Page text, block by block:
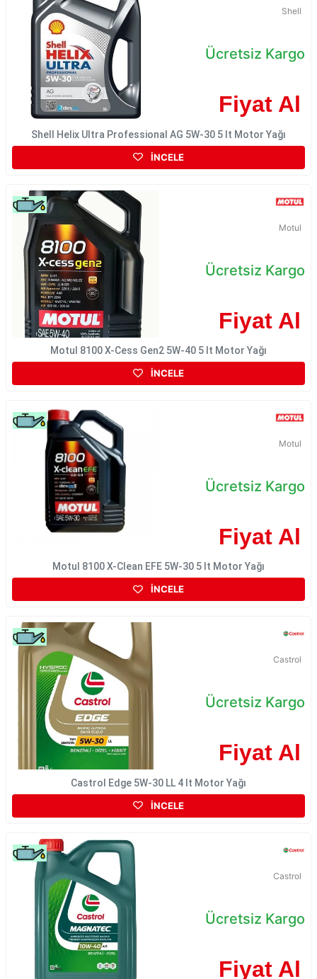
Shell
Ücretsiz Kargo
Fiyat Al
Shell Helix Ultra Professional AG 5W-30 5 lt Motor Yağı
İNCELE
Motul
Ücretsiz Kargo
Fiyat Al
Motul 8100 X-Cess Gen2 5W-40 5 lt Motor Yağı
İNCELE
Motul
Ücretsiz Kargo
Fiyat Al
Motul 8100 X-Clean EFE 5W-30 5 lt Motor Yağı
İNCELE
Castrol
Ücretsiz Kargo
Fiyat Al
Castrol Edge 5W-30 LL 4 lt Motor Yağı
İNCELE
Castrol
Ücretsiz Kargo
Fiyat Al